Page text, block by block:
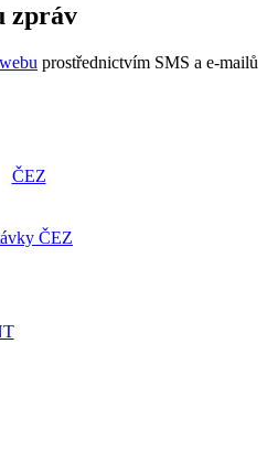
zpráv
prostřednictvím SMS a e-mailů
ČEZ